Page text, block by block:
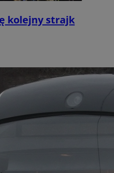
kolejny strajk